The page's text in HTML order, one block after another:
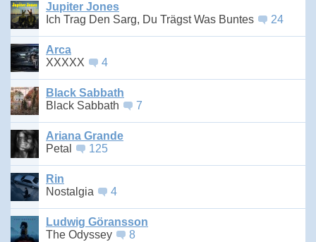
Jupiter Jones
Ich Trag Den Sarg, Du Trägst Was Buntes
24
Arca
XXXXX
4
Black Sabbath
Black Sabbath
7
Ariana Grande
Petal
125
Rin
Nostalgia
4
Ludwig Göransson
The Odyssey
8